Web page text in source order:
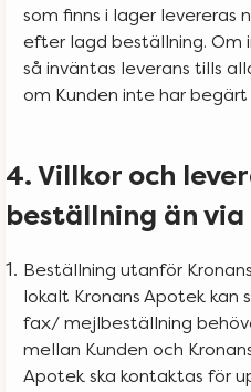
som finns i lager levereras
efter lagd beställning. Om
så inväntas leverans tills
om Kunden inte har
4. Villkor och
beställning än
Beställning utanför
lokalt Kronans Apotek kan
fax/ mejlbeställning
mellan Kunden och
Apotek ska kontaktas för